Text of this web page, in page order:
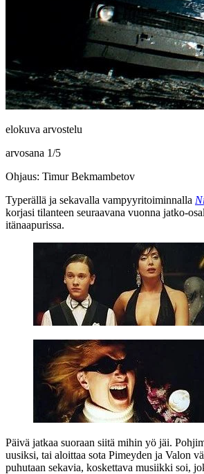
elokuva arvostelu
arvosana 1/5
Ohjaus: Timur Bekmambetov
Typerällä ja sekavalla vampyyritoiminnalla
korjasi tilanteen seuraavana vuonna
itänaapurissa.
Päivä jatkaa suoraan siitä mihin yö jäi.
uusiksi, tai aloittaa sota Pimeyden ja Valon
puhutaan sekavia, koskettava musiikki soi,